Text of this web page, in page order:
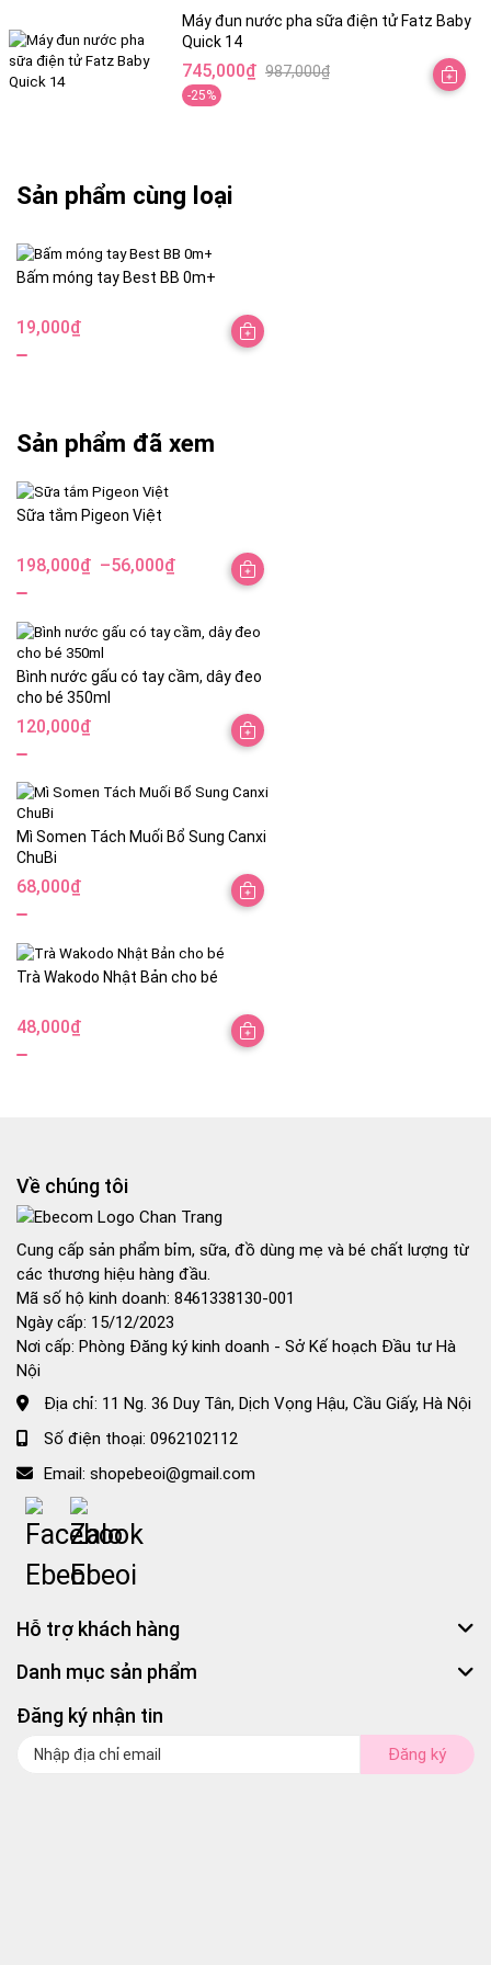
là:
945,000₫.
tại
là:
770,000₫.
Máy đun nước pha sữa điện tử Fatz Baby
Quick 14
987,000₫
Giá
gốc
745,000₫
Giá
hiện
745,000₫.
-25%
Sản phẩm cùng loại
Bấm móng tay Best BB 0m+
19,000₫
Sản phẩm đã xem
Sữa tắm Pigeon Việt
56,000₫
–
198,000₫
Khoảng
từ
56,000₫
đến
198,000₫
Bình nước gấu có tay cầm, dây đeo
cho bé 350ml
120,000₫
Mì Somen Tách Muối Bổ Sung Canxi
ChuBi
68,000₫
Trà Wakodo Nhật Bản cho bé
48,000₫
Về chúng tôi
Cung cấp sản phẩm bỉm, sữa, đồ dùng mẹ và bé chất lượng từ
các thương hiệu hàng đầu.
Mã số hộ kinh doanh: 8461338130-001
Ngày cấp: 15/12/2023
Nơi cấp: Phòng Đăng ký kinh doanh - Sở Kế hoạch Đầu tư Hà
Nội
Địa chỉ: 11 Ng. 36 Duy Tân, Dịch Vọng Hậu, Cầu Giấy, Hà Nội
Số điện thoại: 0962102112
Email: shopebeoi@gmail.com
Hỗ trợ khách hàng
Danh mục sản phẩm
Đăng ký nhận tin
Đăng ký